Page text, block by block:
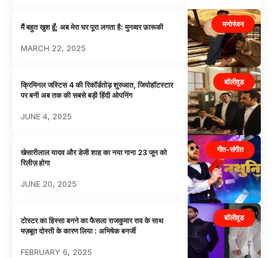
मनोरंजन
मैं बहुत खुश हूँ; अब मेरा घर पूरा लगता है: मुनव्वर फ़ारूकी
MARCH 22, 2025
बॉलीवुड
क्रिमिनल जस्टिस 4 की रिकॉर्डतोड़ शुरुआत, जियोहॉटस्टार
पर बनी अब तक की सबसे बड़ी हिंदी ओपनिंग
JUNE 4, 2025
गीत-संगीत
खेसारीलाल यादव और डेजी शाह का नया गाना 23 जून को
रिलीज़ होगा
JUNE 20, 2025
बॉलीवुड
टोस्टर का हिस्सा बनने का फैसला राजकुमार राव के साथ
मज़बूत दोस्ती के कारण लिया : अभिषेक बनर्जी
FEBRUARY 6, 2025